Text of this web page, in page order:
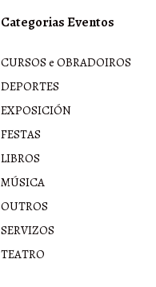
Categorias Eventos
CURSOS e OBRADOIROS
DEPORTES
EXPOSICIÓN
FESTAS
LIBROS
MÚSICA
OUTROS
SERVIZOS
TEATRO